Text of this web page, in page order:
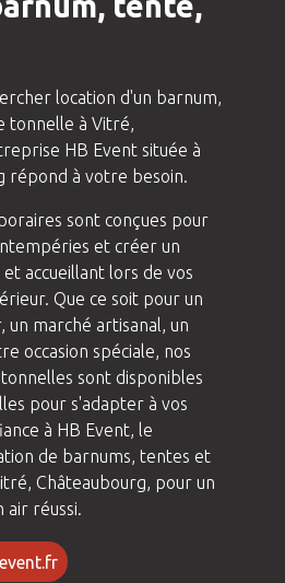
location d'un barnum,
tonnelle à Vitré,
HB Event située à
répond à votre besoin.
sont conçues pour
et créer un
accueillant lors de vos
Que ce soit pour un
un marché artisanal, un
occasion spéciale, nos
sont disponibles
pour s'adapter à vos
à HB Event, le
de barnums, tentes et
Châteaubourg, pour un
air réussi.